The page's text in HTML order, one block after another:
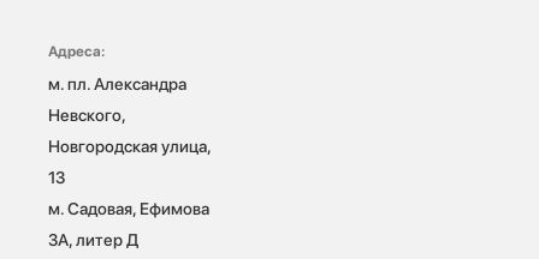
Адреса:
м. пл. Александра
Невского,
Новгородская улица,
13
м. Садовая, Ефимова
3А, литер Д